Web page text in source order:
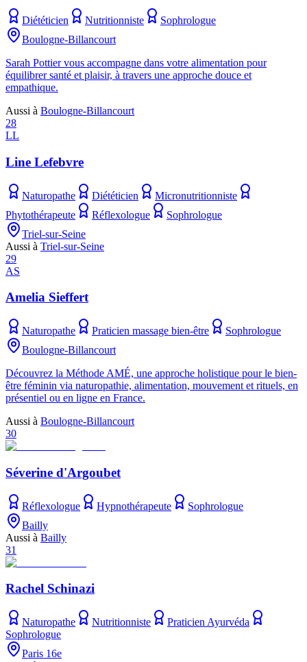
Diététicien Nutritionniste
Sophrologue
Boulogne-Billancourt
Sarah Pottier vous accompagne dans votre alimentation pour
équilibrer santé et plaisir, à travers une approche douce et
empathique.
Aussi à Boulogne-Billancourt
28
LL
Line Lefebvre
Naturopathe Diététicien
Micronutritionniste
Phytothérapeute
Réflexologue
Sophrologue
Triel-sur-Seine
Aussi à Triel-sur-Seine
29
AS
Amelia Sieffert
Naturopathe Praticien massage bien-être
Sophrologue
Boulogne-Billancourt
Découvrez la Méthode AMÉ, une approche holistique pour le bien-
être féminin via naturopathie, alimentation, mouvement et rituels, en
présentiel ou en ligne en France.
Aussi à Boulogne-Billancourt
30
Séverine d'Argoubet
Réflexologue Hypnothérapeute
Sophrologue
Bailly
Aussi à Bailly
31
Rachel Schinazi
Naturopathe Nutritionniste
Praticien Ayurvéda
Sophrologue
Paris 16e